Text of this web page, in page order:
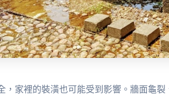
，家裡的裝潢也可能受到影響。牆面龜